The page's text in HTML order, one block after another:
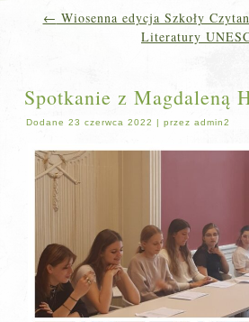
← Wiosenna edycja Szkoły
Literatury
Spotkanie z Magdaleną
Dodane 23 czerwca 2022 |przez admin2